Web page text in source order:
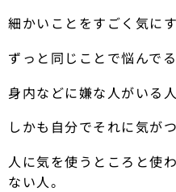
細かいことをすごく気にす
ずっと同じことで悩んでる
身内などに嫌な人がいる人
しかも自分でそれに気が
人に気を使うところと使
ない人。